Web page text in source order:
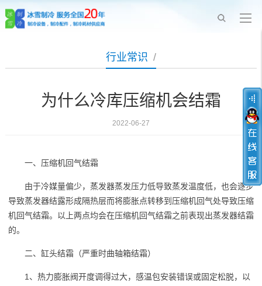
行业常识 /
为什么冷库压缩机会结霜
2022-06-27
一、压缩机回气结霜
由于冷媒量偏少，蒸发器蒸发压力低导致蒸发温度低，也会逐步
导致蒸发器结露形成隔热层而将膨胀点转移到压缩机回气处导致压缩
机回气结霜。以上两点均会在压缩机回气结霜之前表现出蒸发器结霜
的。
二、缸头结霜（严重时曲轴箱结霜）
1、热力膨胀阀开度调得过大，感温包安装错误或固定松脱，以